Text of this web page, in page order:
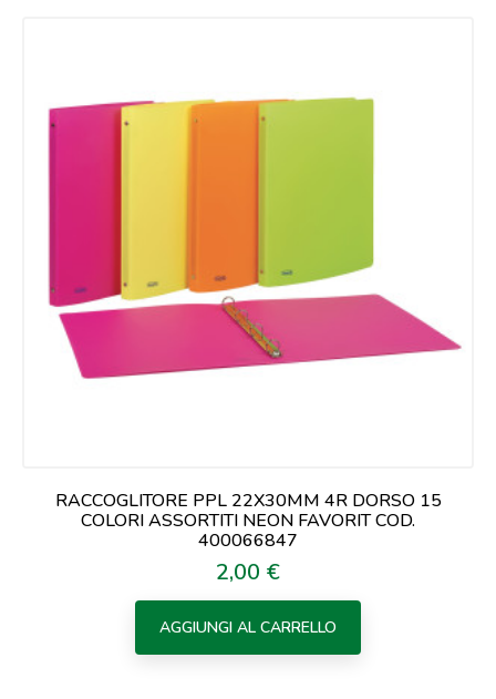
RACCOGLITORE PPL 22X30MM 4R DORSO 15
COLORI ASSORTITI NEON FAVORIT COD.
400066847
Prezzo
2,00 €
AGGIUNGI AL CARRELLO